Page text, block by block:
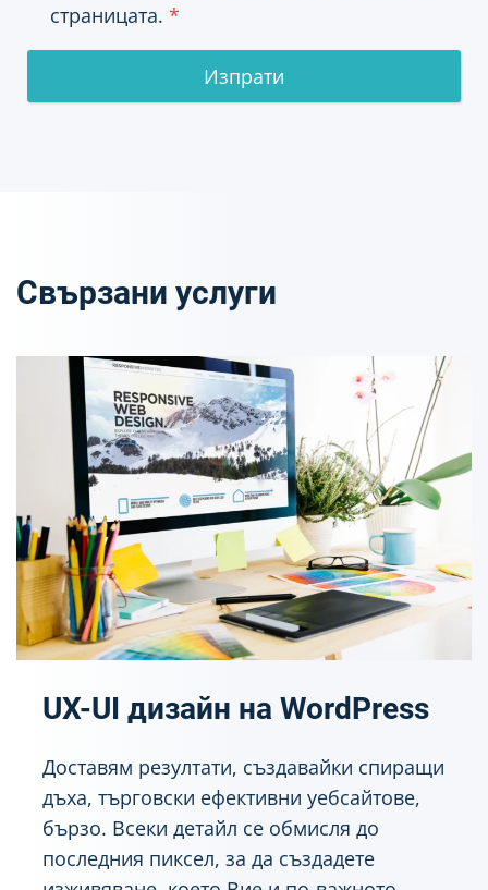
страницата. *
Изпрати
Свързани услуги
UX-UI дизайн на WordPress
Доставям резултати, създавайки спиращи
дъха, търговски ефективни уебсайтове,
бързо. Всеки детайл се обмисля до
последния пиксел, за да създадете